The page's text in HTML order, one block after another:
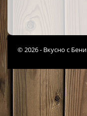
© 2026 - Вкусно с Бени